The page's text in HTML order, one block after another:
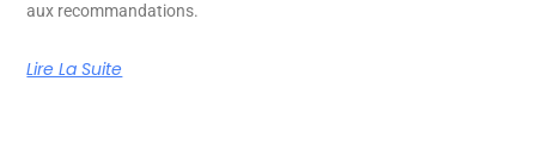
aux recommandations.
Lire La Suite